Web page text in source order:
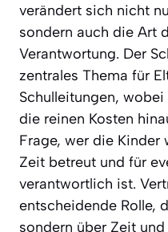
verändert sich nicht
sondern auch die Art
Verantwortung. Der
zentrales Thema für
Schulleitungen,
die reinen Kosten
Frage, wer die Kinder
Zeit betreut und für
verantwortlich ist.
entscheidende Rolle,
sondern über Zeit